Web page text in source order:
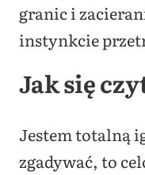
granic i
instynkcie
Jak się
Jestem totalną
zgadywać, to